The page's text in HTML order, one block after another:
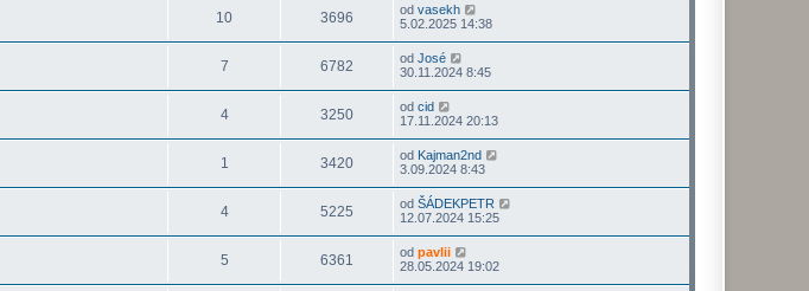
10 3696 od vasekh
5.02.2025 14:38
7 6782 od José
30.11.2024 8:45
4 3250 od cid
17.11.2024 20:13
1 3420 od Kajman2nd
3.09.2024 8:43
4 5225 od ŠÁDEKPETR
12.07.2024 15:25
5 6361 od pavlii
28.05.2024 19:02